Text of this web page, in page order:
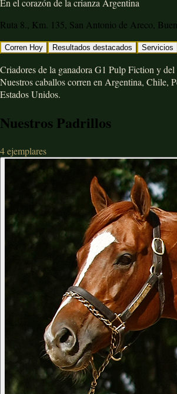
En el corazón de la crianza Argentina
Ruta 8., Km. 135, San Antonio de Areco,
Corren Hoy Resultados destacados Servicios
Criadores de la ganadora G1 Pulp Fiction y
Nuestros caballos corren en Argentina, Chile,
Estados Unidos.
Nuestros Padrillos
4ejemplares